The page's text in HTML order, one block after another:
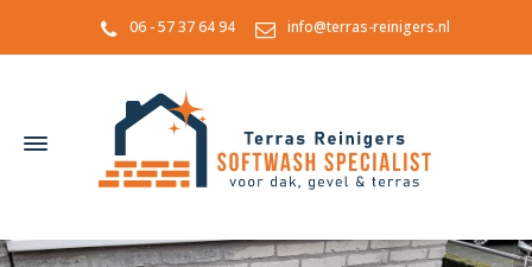
06 - 57 37 64 94 info@terras-reinigers.nl